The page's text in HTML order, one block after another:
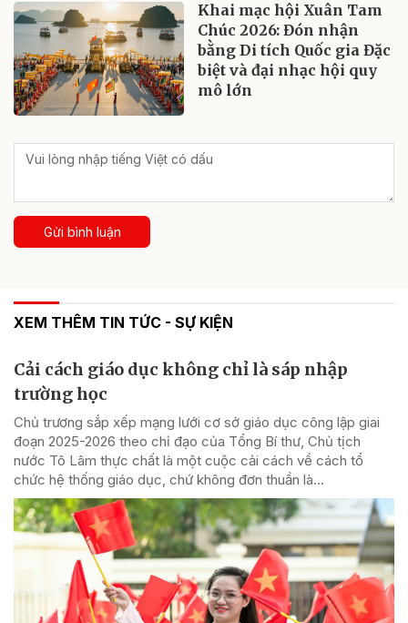
Khai mạc hội Xuân Tam
Chúc 2026: Đón nhận
bằng Di tích Quốc gia Đặc
biệt và đại nhạc hội quy
mô lớn
Gửi bình luận
XEM THÊM TIN TỨC - SỰ KIỆN
Cải cách giáo dục không chỉ là sáp nhập
trường học
Chủ trương sắp xếp mạng lưới cơ sở giáo dục công lập giai
đoạn 2025-2026 theo chỉ đạo của Tổng Bí thư, Chủ tịch
nước Tô Lâm thực chất là một cuộc cải cách về cách tổ
chức hệ thống giáo dục, chứ không đơn thuần là...